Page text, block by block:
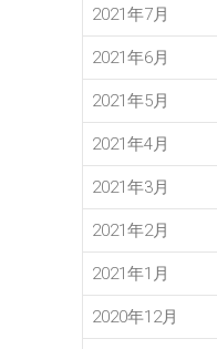
2021年7月
2021年6月
2021年5月
2021年4月
2021年3月
2021年2月
2021年1月
2020年12月